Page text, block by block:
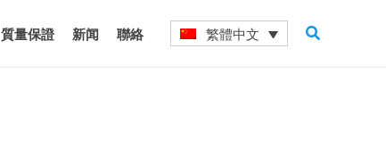
質量保證 新闻 聯絡 繁體中文
搜